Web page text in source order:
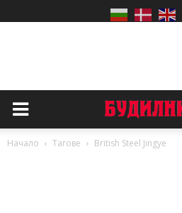
Начало Тагове British Steel Jingye